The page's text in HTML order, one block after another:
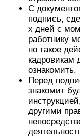
С
подпись,
х дней с
работнику
но такое
кадровикам
ознакомить.
Перед
знакомит
другими